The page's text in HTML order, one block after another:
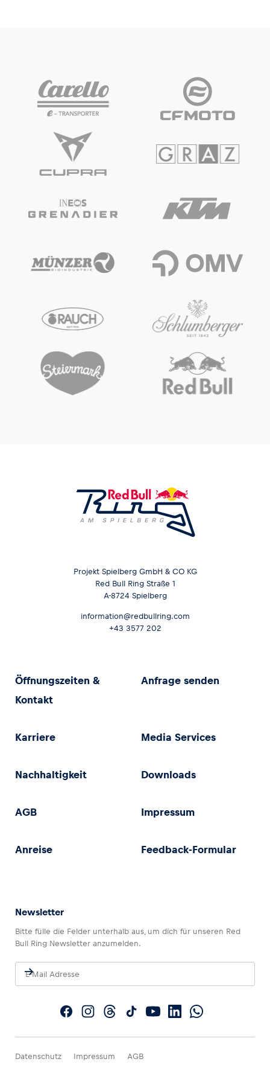
Alle anzeigen
Alle anzeigen
Glossar
Alle anzeigen
Projekt Spielberg GmbH & CO KG
Red Bull Ring Straße 1
A-8724 Spielberg
information@redbullring.com
+43 3577 202
Öffnungszeiten &
Kontakt
Anfrage senden
Karriere Media Services
Nachhaltigkeit Downloads
AGB Impressum
Anreise Feedback-Formular
Newsletter
Bitte fülle die Felder unterhalb aus, um dich für unseren Red
Bull Ring Newsletter anzumelden.
Datenschutz Impressum AGB